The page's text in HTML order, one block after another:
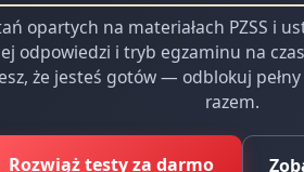
opartych na materiałach PZSS i
odpowiedzi i tryb egzaminu na
że jesteś gotów — odblokuj
razem.
Rozwiąż testy za darmo